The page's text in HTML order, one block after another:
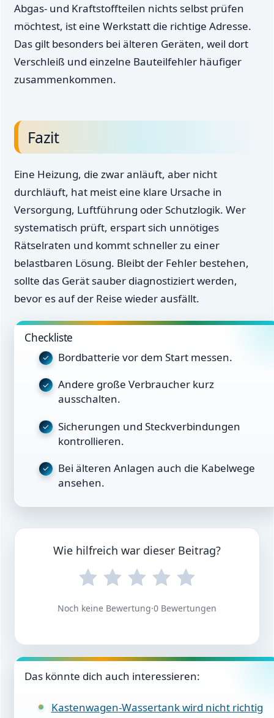
Abgas- und Kraftstoffteilen nichts selbst prüfen
möchtest, ist eine Werkstatt die richtige Adresse.
Das gilt besonders bei älteren Geräten, weil dort
Verschleiß und einzelne Bauteilfehler häufiger
zusammenkommen.
Fazit
Eine Heizung, die zwar anläuft, aber nicht
durchläuft, hat meist eine klare Ursache in
Versorgung, Luftführung oder Schutzlogik. Wer
systematisch prüft, erspart sich unnötiges
Rätselraten und kommt schneller zu einer
belastbaren Lösung. Bleibt der Fehler bestehen,
sollte das Gerät sauber diagnostiziert werden,
bevor es auf der Reise wieder ausfällt.
Checkliste
Bordbatterie vor dem Start messen.
Andere große Verbraucher kurz
ausschalten.
Sicherungen und Steckverbindungen
kontrollieren.
Bei älteren Anlagen auch die Kabelwege
ansehen.
Wie hilfreich war dieser Beitrag?
Noch keine Bewertung·0 Bewertungen
Das könnte dich auch interessieren:
Kastenwagen-Wassertank wird nicht richtig